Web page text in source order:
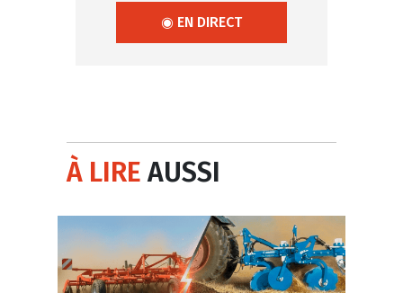
◉ EN DIRECT
À LIREAUSSI